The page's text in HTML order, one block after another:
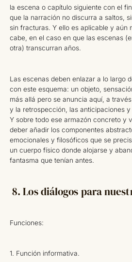
la escena o capítulo siguiente con el
que la narración no discurra a saltos,
sin fracturas. Y ello es aplicable y aún
cabe, en el caso en que las escenas
otra) transcurran años.
Las escenas deben enlazar a lo largo
con este esquema: un objeto,
más allá pero se anuncia aquí, a
y la retrospección, las anticipaciones
Y sobre todo ese armazón concreto y
deber añadir los componentes
emocionales y filosóficos que se
un cuerpo físico donde alojarse y
fantasma que tenían antes.
8. Los diálogos para
Funciones:
1. Función informativa.